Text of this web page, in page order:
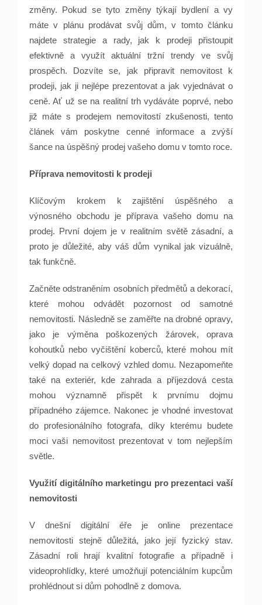
změny. Pokud se tyto změny týkají bydlení a vy
máte v plánu prodávat svůj dům, v tomto článku
najdete strategie a rady, jak k prodeji přistoupit
efektivně a využít aktuální tržní trendy ve svůj
prospěch. Dozvíte se, jak připravit nemovitost k
prodeji, jak ji nejlépe prezentovat a jak vyjednávat o
ceně. Ať už se na realitní trh vydáváte poprvé, nebo
již máte s prodejem nemovitostí zkušenosti, tento
článek vám poskytne cenné informace a zvýší
šance na úspěšný prodej vašeho domu v tomto roce.
Příprava nemovitosti k prodeji
Klíčovým krokem k zajištění úspěšného a
výnosného obchodu je příprava vašeho domu na
prodej. První dojem je v realitním světě zásadní, a
proto je důležité, aby váš dům vynikal jak vizuálně,
tak funkčně.
Začněte odstraněním osobních předmětů a dekorací,
které mohou odvádět pozornost od samotné
nemovitosti. Následně se zaměřte na drobné opravy,
jako je výměna poškozených žárovek, oprava
kohoutků nebo vyčištění koberců, které mohou mít
velký dopad na celkový vzhled domu. Nezapomeňte
také na exteriér, kde zahrada a příjezdová cesta
mohou významně přispět k prvnímu dojmu
případného zájemce. Nakonec je vhodné investovat
do profesionálního fotografa, díky kterému budete
moci vaši nemovitost prezentovat v tom nejlepším
světle.
Využití digitálního marketingu pro prezentaci vaší
nemovitosti
V dnešní digitální éře je online prezentace
nemovitosti stejně důležitá, jako její fyzický stav.
Zásadní roli hrají kvalitní fotografie a případně i
videoprohlídky, které umožňují potenciálním kupcům
prohlédnout si dům pohodlně z domova.